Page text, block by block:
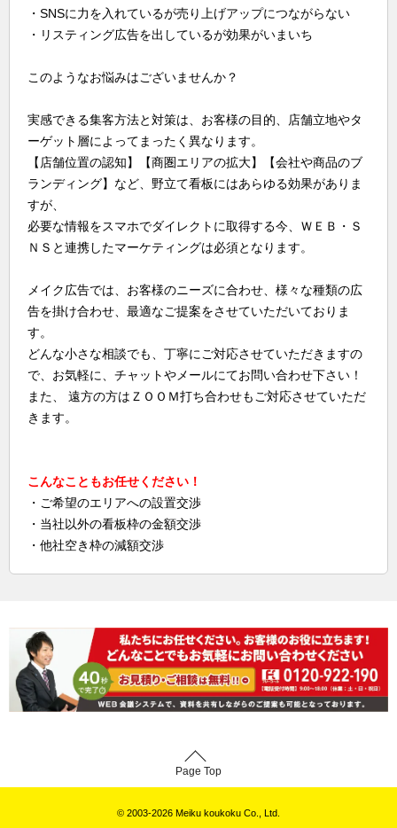
・SNSに力を入れているが売り上げアップにつながらない
・リスティング広告を出しているが効果がいまいち
このようなお悩みはございませんか？
実感できる集客方法と対策は、お客様の目的、店舗立地やタ
ーゲット層によってまったく異なります。
【店舗位置の認知】【商圏エリアの拡大】【会社や商品のブ
ランディング】など、野立て看板にはあらゆる効果がありま
すが、
必要な情報をスマホでダイレクトに取得する今、ＷＥＢ・Ｓ
ＮＳと連携したマーケティングは必須となります。
メイク広告では、お客様のニーズに合わせ、様々な種類の広
告を掛け合わせ、最適なご提案をさせていただいておりま
す。
どんな小さな相談でも、丁寧にご対応させていただきますの
で、お気軽に、チャットやメールにてお問い合わせ下さい！
また、 遠方の方はＺＯＯＭ打ち合わせもご対応させていただ
きます。
こんなこともお任せください！
・ご希望のエリアへの設置交渉
・当社以外の看板枠の金額交渉
・他社空き枠の減額交渉
Page Top
© 2003-2026 Meiku koukoku Co., Ltd.